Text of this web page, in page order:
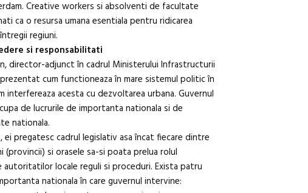
Creative workers si absolventi de facultate
ca o resursa umana esentiala pentru ridicarea
regiuni.
si responsabilitati
director-adjunct în cadrul Ministerului Infrastructurii
cum functioneaza în mare sistemul politic în
interfereaza acesta cu dezvoltarea urbana. Guvernul
de lucrurile de importanta nationala si de
nationala.
ei pregatesc cadrul legislativ asa încat fiecare dintre
(provincii) si orasele sa-si poata prelua rolul
autoritatilor locale reguli si proceduri. Exista patru
nationala în care guvernul intervine: